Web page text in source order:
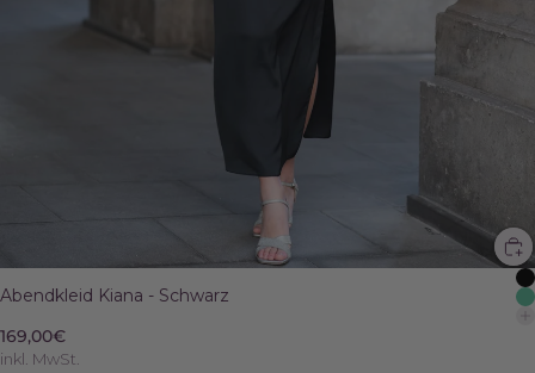
Abendkleid Kiana - Schwarz
169,00€
inkl. MwSt.